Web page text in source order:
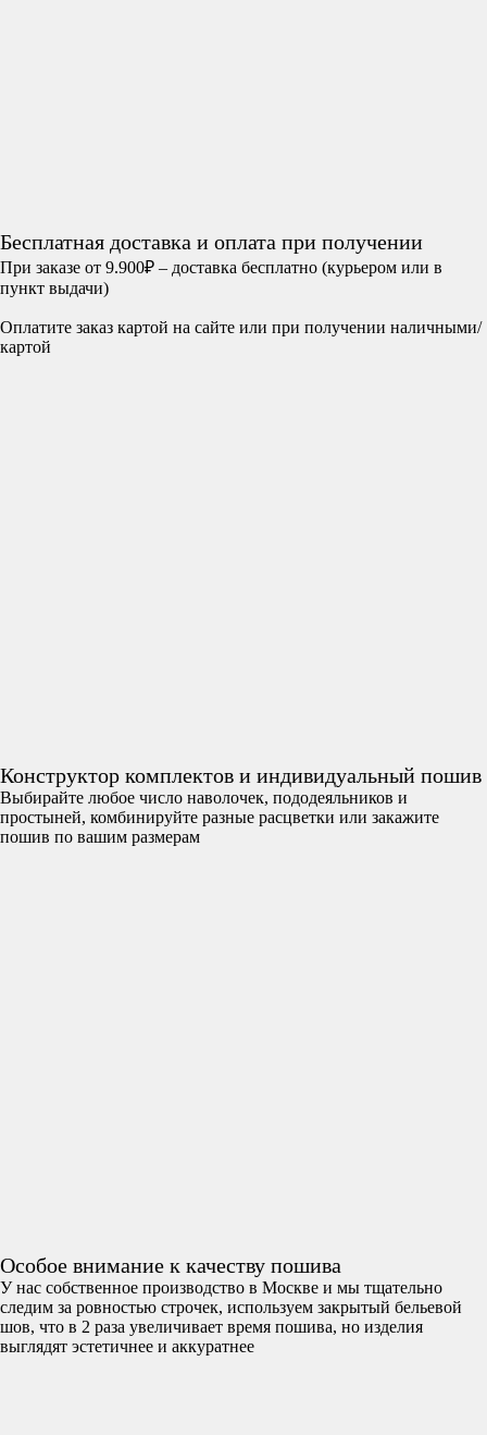
Бесплатная доставка и оплата при получении
При заказе от 9.900₽ – доставка бесплатно (курьером или в
пункт выдачи)
Оплатите заказ картой на сайте или при получении наличными/
картой
Конструктор комплектов и индивидуальный пошив
Выбирайте любое число наволочек, пододеяльников и
простыней, комбинируйте разные расцветки или закажите
пошив по вашим размерам
Особое внимание к качеству пошива
У нас собственное производство в Москве и мы тщательно
следим за ровностью строчек, используем закрытый бельевой
шов, что в 2 раза увеличивает время пошива, но изделия
выглядят эстетичнее и аккуратнее